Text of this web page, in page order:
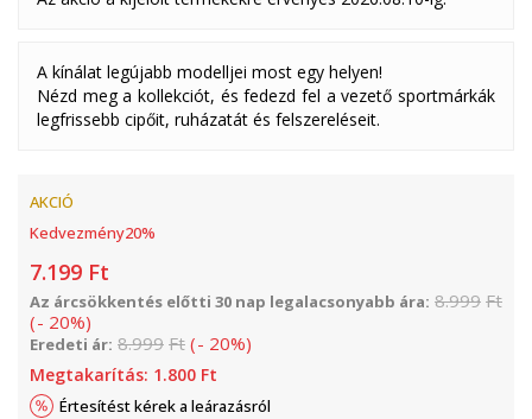
A kínálat legújabb modelljei most egy helyen!
Nézd meg a kollekciót, és fedezd fel a vezető sportmárkák
legfrissebb cipőit, ruházatát és felszereléseit.
AKCIÓ
Kedvezmény20%
7.199 Ft
Az árcsökkentés előtti 30 nap legalacsonyabb ára: 8.999 Ft
(- 20%)
Eredeti ár: 8.999 Ft (- 20%)
Megtakarítás: 1.800 Ft
Értesítést kérek a leárazásról